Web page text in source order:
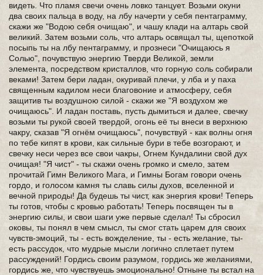
видеть. Что пламя свечи очень ловко танцует. Возьми окуни
два своих пальца в воду, на лбу начерти у себя пентаграмму,
скажи же "Водою себя очищаю", и чашу клади на алтарь свой
великий. Затем возьми соль, что алтарь освящал ты, щепоткой
посыпь ты на лбу пентаграмму, и прознеси "Очищаюсь я
Солью", почувствую энергию Тверди Великой, земли
элемента, посредством кристаллов, что горную соль собирали
веками! Затем бери ладан, окуривай плечи, у лба и у паха
священным кадилом неси благовоние и атмосферу, себя
защитив ты воздушною силой - скажи же "Я воздухом же
очищаюсь". И ладан поставь, пусть дымиться и далее, свечку
возьми ты рукой своей твердой, огонь её ты внеси в верхнюю
чакру, сказав "Я огнём очищаюсь", почувствуй - как волны огня
по тебе кипят в крови, как сильные бури в тебе возгорают, и
свечку неси через все свои чакры, Огнем Кундалини свой дух
очищая! "Я чист" - ты скажи очень громко и смело, затем
прочитай Гимн Великого Мага, и Гимны Богам говори очень
гордо, и голосом камня ты славь силы духов, вселенной и
вечной природы! Да будешь ты чист, как энергия крови! Теперь
ты готов, чтобы с кровью работать! Теперь посвящен ты в
энергию силы, и свои шаги уже первые сделал! Ты сбросил
оковы, ты понял в чем смысл, ты смог стать царем для своих
чувств-эмоций, ты - есть вожделение, ты - есть желание, ты-
есть рассудок, что мудрые мысли логично сплетает путем
рассуждений! Гордись своим разумом, гордись же желаниями,
гордись же, что чувствуешь эмоционально! Отныне ты встал на